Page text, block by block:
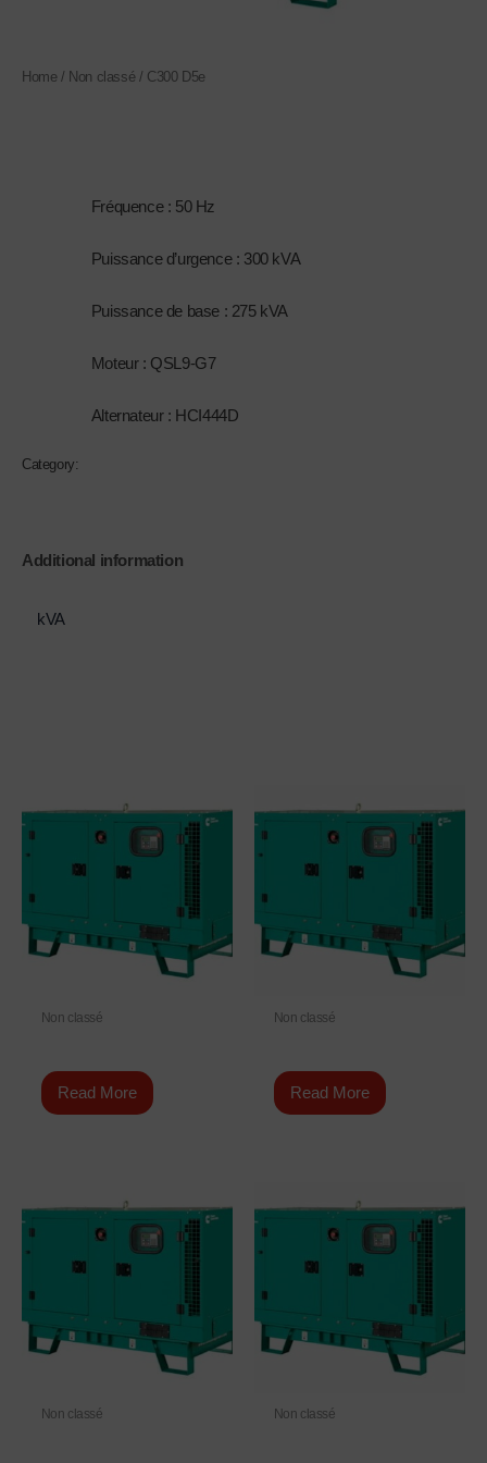
Home / Non classé / C300 D5e
Fréquence : 50 Hz
Puissance d’urgence : 300 kVA
Puissance de base : 275 kVA
Moteur : QSL9-G7
Alternateur : HCI444D
Category:
Additional information
kVA
Non classé
Read More
Non classé
Read More
Non classé Non classé